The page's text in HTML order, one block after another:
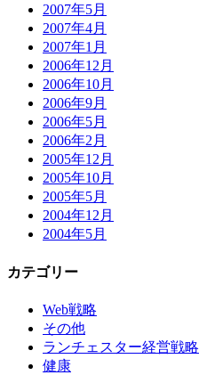
2007年5月
2007年4月
2007年1月
2006年12月
2006年10月
2006年9月
2006年5月
2006年2月
2005年12月
2005年10月
2005年5月
2004年12月
2004年5月
カテゴリー
Web戦略
その他
ランチェスター経営戦略
健康